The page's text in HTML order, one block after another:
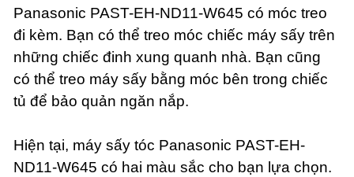
Panasonic PAST-EH-ND11-W645 có móc treo
đi kèm. Bạn có thể treo móc chiếc máy sấy trên
những chiếc đinh xung quanh nhà. Bạn cũng
có thể treo máy sấy bằng móc bên trong chiếc
tủ để bảo quản ngăn nắp.
Hiện tại, máy sấy tóc Panasonic PAST-EH-
ND11-W645 có hai màu sắc cho bạn lựa chọn.